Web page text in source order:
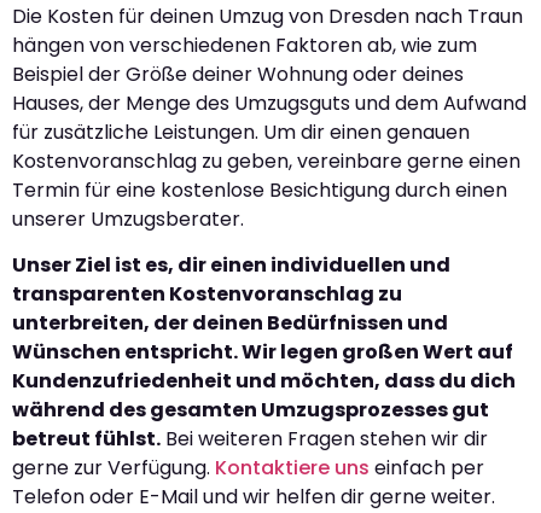
Die Kosten für deinen Umzug von Dresden nach Traun
hängen von verschiedenen Faktoren ab, wie zum
Beispiel der Größe deiner Wohnung oder deines
Hauses, der Menge des Umzugsguts und dem Aufwand
für zusätzliche Leistungen. Um dir einen genauen
Kostenvoranschlag zu geben, vereinbare gerne einen
Termin für eine kostenlose Besichtigung durch einen
unserer Umzugsberater.
Unser Ziel ist es, dir einen individuellen und
transparenten Kostenvoranschlag zu
unterbreiten, der deinen Bedürfnissen und
Wünschen entspricht. Wir legen großen Wert auf
Kundenzufriedenheit und möchten, dass du dich
während des gesamten Umzugsprozesses gut
betreut fühlst. Bei weiteren Fragen stehen wir dir
gerne zur Verfügung. Kontaktiere uns einfach per
Telefon oder E-Mail und wir helfen dir gerne weiter.